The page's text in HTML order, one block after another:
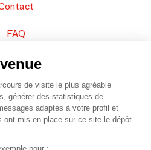
FAQ
vos produits
du site
SAFI
de visite le plus agréable
générer des statistiques de
adaptés à votre profil et
ont mis en place sur ce site le dépôt
pour :